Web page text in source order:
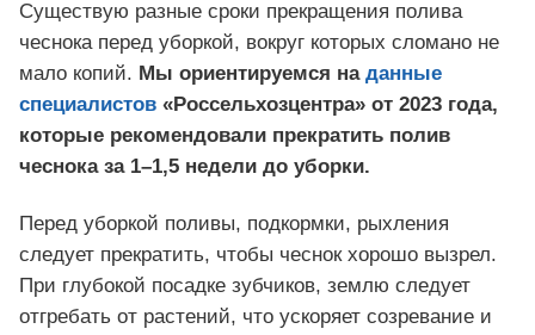
Существую разные сроки прекращения полива
чеснока перед уборкой, вокруг которых сломано не
мало копий. Мы ориентируемся на данные
специалистов «Россельхозцентра» от 2023 года,
которые рекомендовали прекратить полив
чеснока за 1–1,5 недели до уборки.
Перед уборкой поливы, подкормки, рыхления
следует прекратить, чтобы чеснок хорошо вызрел.
При глубокой посадке зубчиков, землю следует
отгребать от растений, что ускоряет созревание и